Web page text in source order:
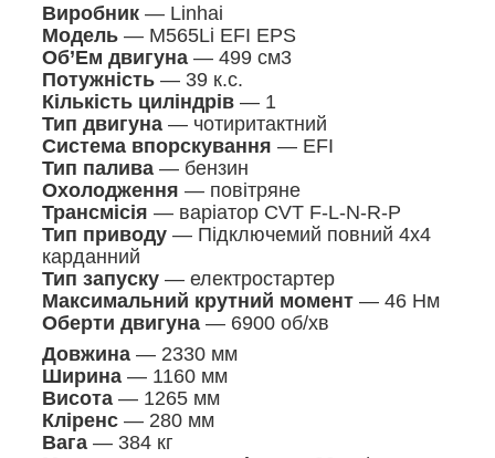
Виробник — Linhai
Модель — M565Li EFI EPS
Об’Ем двигуна — 499 см3
Потужність — 39 к.с.
Кількість циліндрів — 1
Тип двигуна — чотиритактний
Система впорскування — EFI
Тип палива — бензин
Охолодження — повітряне
Трансмісія — варіатор CVT F-L-N-R-P
Тип приводу — Підключемий повний 4x4
карданний
Тип запуску — електростартер
Максимальний крутний момент — 46 Нм
Оберти двигуна — 6900 об/хв
Довжина — 2330 мм
Ширина — 1160 мм
Висота — 1265 мм
Кліренс — 280 мм
Вага — 384 кг